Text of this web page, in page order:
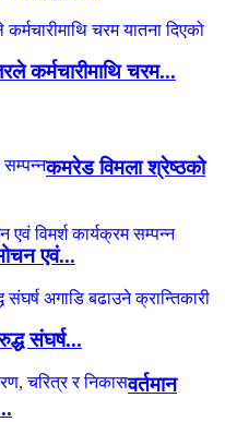
कर्मचारीमाथि चरम...
कमरेड विमला श्रेष्ठको
एवं...
संघर्ष...
वर्तमान